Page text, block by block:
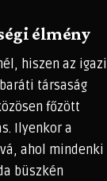
élmény
hiszen az igazi
társaság
főzött
Ilyenkor a
ahol mindenki
büszkén